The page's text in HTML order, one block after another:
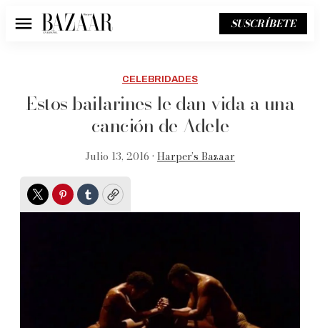
Menú SUSCRÍBETE
CELEBRIDADES
Estos bailarines le dan vida a una
canción de Adele
Julio 13, 2016 • Harper’s Bazaar
TwitterPinterest
TumblrCopy